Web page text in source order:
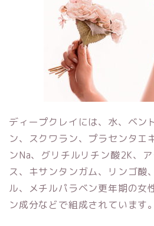
ディープクレイには、水、ベン
ン、スクワラン、プラセンタエ
ンNa、グリチルリチン酸2K、
ス、キサンタンガム、リンゴ酸
ル、メチルパラベン更年期の女
ン成分などで組成されています。